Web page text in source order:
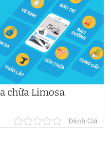
chữa Limosa
Đánh Giá